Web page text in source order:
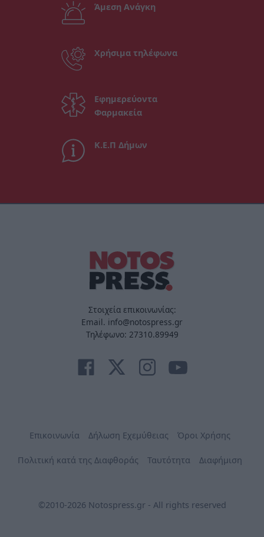
Άμεση Ανάγκη
Χρήσιμα τηλέφωνα
Εφημερεύοντα
Φαρμακεία
Κ.Ε.Π Δήμων
Στοιχεία επικοινωνίας:
Email. info@notospress.gr
Τηλέφωνο: 27310.89949
Επικοινωνία Δήλωση Εχεμύθειας Όροι Χρήσης
Πολιτική κατά της Διαφθοράς Ταυτότητα Διαφήμιση
©2010-2026 Notospress.gr - All rights reserved